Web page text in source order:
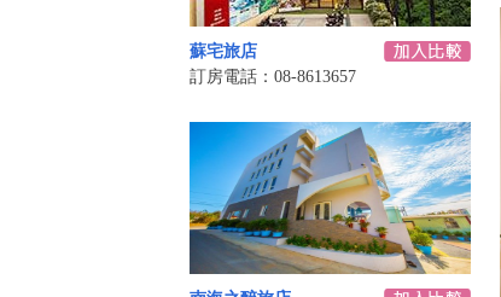
蘇宅旅店
訂房電話：08-8613657